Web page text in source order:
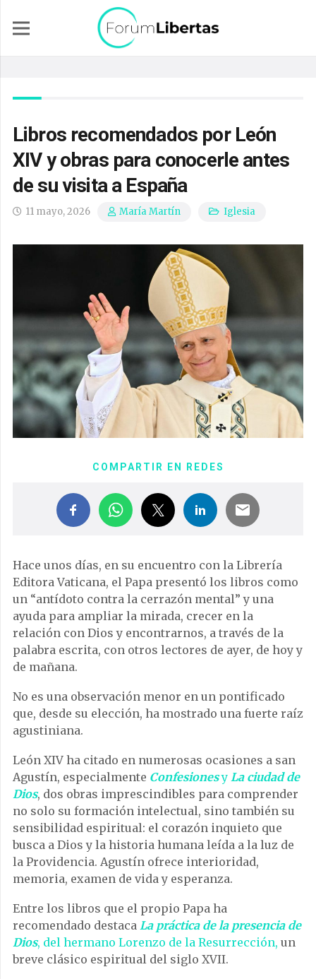
Libros recomendados por León
XIV y obras para conocerle antes
de su visita a España
11 mayo, 2026 María Martín Iglesia
COMPARTIR EN REDES
Hace unos días, en su encuentro con la Librería
Editora Vaticana, el Papa presentó los libros como
un “antídoto contra la cerrazón mental” y una
ayuda para ampliar la mirada, crecer en la
relación con Dios y encontrarnos, a través de la
palabra escrita, con otros lectores de ayer, de hoy y
de mañana.
No es una observación menor en un pontificado
que, desde su elección, ha mostrado una fuerte raíz
agustiniana.
León XIV ha citado en numerosas ocasiones a san
Agustín, especialmente Confesionesy La ciudad de
Dios, dos obras imprescindibles para comprender
no solo su formación intelectual, sino también su
sensibilidad espiritual: el corazón inquieto que
busca a Dios y la historia humana leída a la luz de
la Providencia. Agustín ofrece interioridad,
memoria, examen de vida y esperanza.
Entre los libros que el propio Papa ha
recomendado destaca La práctica de la presencia de
Dios, del hermano Lorenzo de la Resurrección, un
breve clásico espiritual del siglo XVII.